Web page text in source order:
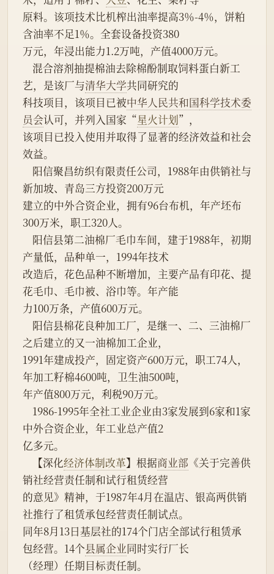
原料。该项技术比机榨出油率提高3％-4％，饼粕
含油率不足1％。全套设备投资380
万元，年浸出能力1.2万吨，产值4000万元。
艺，是该厂与清华大学共同研究的
科技项目，该项目已被中华人民共和国科学技术委
员会认可，并列入国家“星火计划”，
该项目已投入使用并取得了显著的经济效益和社会
效益。
新加坡、青岛三方投资200万元
建立的中外合资企业，拥有96台布机，年产坯布
300万米，职工320人。
产量低，品种单一，1994年技术
改造后，花色品种不断增加，主要产品有印花、提
花毛巾、毛巾被、浴巾等。年产能
力100万条，产值600万元。
之后建立的又一油棉加工企业，
1991年建成投产，固定资产600万元，职工74人，
年加工籽棉4600吨，卫生油500吨，
年产值800万元，利税90万元。
中外合资企业，年工业总产值2
亿多元。
    【深化
经济体制改革】根据商业部 《关于完善供
销社经营责任制和试行租赁经营
的意见》精神，于1987年4月在温店、银高两供销
社推行了租赁承包经营责任制试点。
同年8月13日基层社的174个门店全部试行租赁承
包经营。14个县属企业同时实行厂长
（经理）任期目标责任制。